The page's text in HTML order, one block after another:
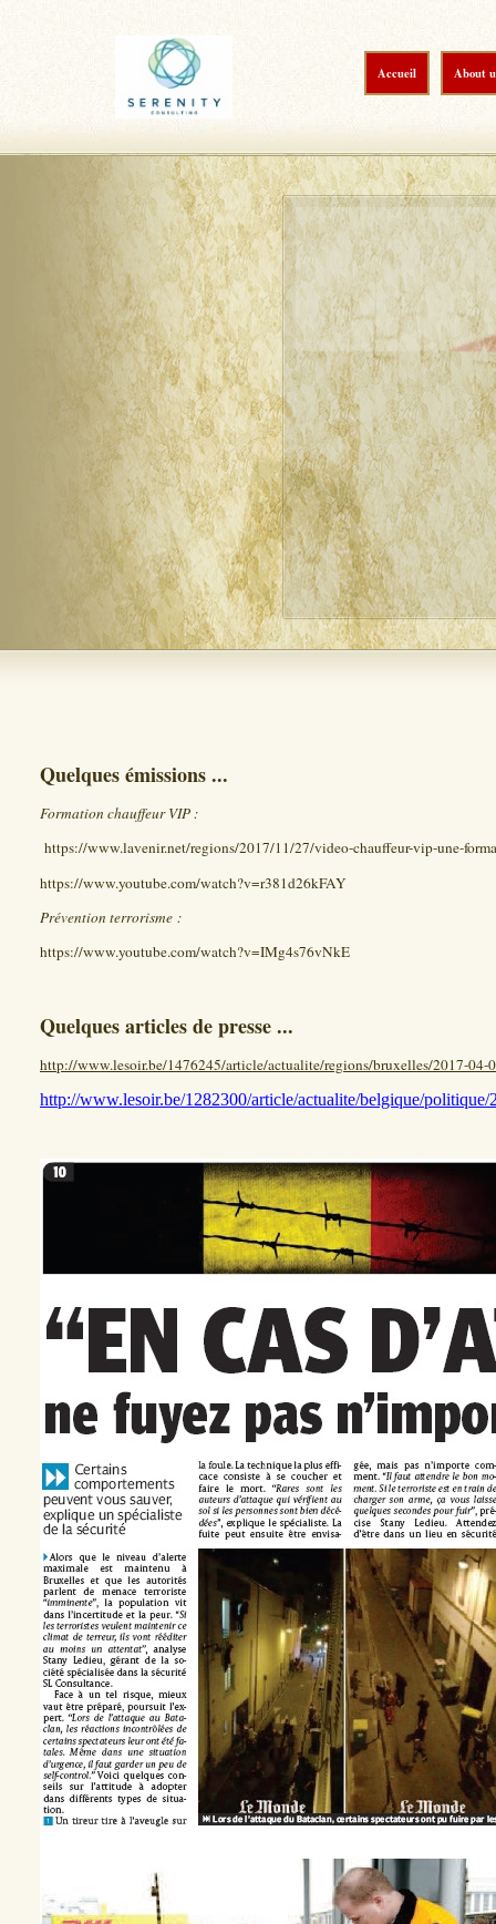
Accueil About
Quelques émissions ...
Formation chauffeur VIP :
https://www.lavenir.net/regions/2017/11/27/video-chauffeur-vip-une-
https://www.youtube.com/watch?v=r381d26kFAY
Prévention terrorisme :
https://www.youtube.com/watch?v=IMg4s76vNkE
Quelques articles de presse ...
http://www.lesoir.be/1476245/article/actualite/regions/bruxelles/2017-04-
http://www.lesoir.be/1282300/article/actualite/belgique/